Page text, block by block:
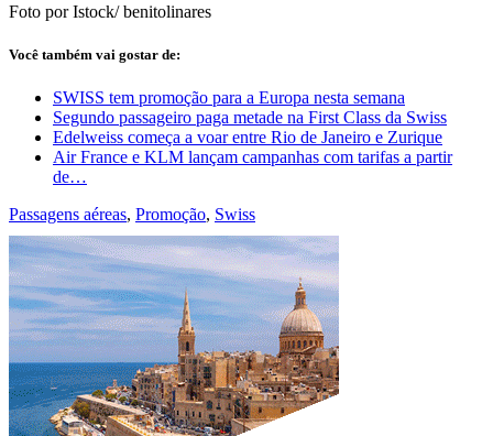
Foto por Istock/ benitolinares
Você também vai gostar de:
SWISS tem promoção para a Europa nesta semana
Segundo passageiro paga metade na First Class da Swiss
Edelweiss começa a voar entre Rio de Janeiro e Zurique
Air France e KLM lançam campanhas com tarifas a partir
de…
Passagens aéreas, Promoção, Swiss